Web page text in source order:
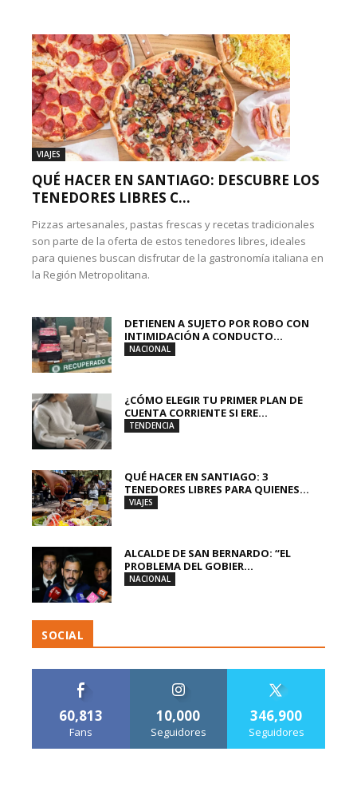
VIAJES
QUÉ HACER EN SANTIAGO: DESCUBRE LOS
TENEDORES LIBRES C...
Pizzas artesanales, pastas frescas y recetas tradicionales
son parte de la oferta de estos tenedores libres, ideales
para quienes buscan disfrutar de la gastronomía italiana en
la Región Metropolitana.
DETIENEN A SUJETO POR ROBO CON
INTIMIDACIÓN A CONDUCTO...
NACIONAL
¿CÓMO ELEGIR TU PRIMER PLAN DE
CUENTA CORRIENTE SI ERE...
TENDENCIA
QUÉ HACER EN SANTIAGO: 3
TENEDORES LIBRES PARA QUIENES...
VIAJES
ALCALDE DE SAN BERNARDO: “EL
PROBLEMA DEL GOBIER...
NACIONAL
SOCIAL
60,813
Fans
10,000
Seguidores
346,900
Seguidores